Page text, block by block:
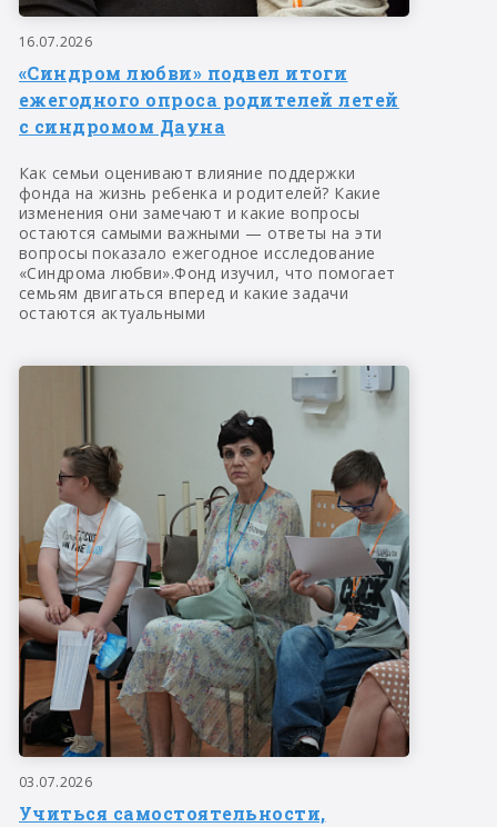
16.07.2026
«Синдром любви» подвел итоги
ежегодного опроса родителей летей
с синдромом Дауна
Как семьи оценивают влияние поддержки
фонда на жизнь ребенка и родителей? Какие
изменения они замечают и какие вопросы
остаются самыми важными — ответы на эти
вопросы показало ежегодное исследование
«Синдрома любви».Фонд изучил, что помогает
семьям двигаться вперед и какие задачи
остаются актуальными
03.07.2026
Учиться самостоятельности,